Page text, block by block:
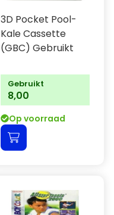
3D Pocket Pool-
Kale Cassette
(GBC) Gebruikt
Gebruikt
8,00
Op voorraad